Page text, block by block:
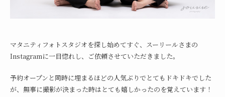
マタニティフォトスタジオを探し始めてすぐ、スーリールさまの
Instagramに一目惚れし、ご依頼させていただきました。
予約オープンと同時に埋まるほどの人気ぶりでとてもドキドキでした
が、無事に撮影が決まった時はとても嬉しかったのを覚えています！